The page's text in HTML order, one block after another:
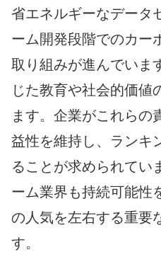
省エネルギーなデータ
ーム開発段階でのカー
取り組みが進んでいま
じた教育や社会的価値
ます。企業がこれらの
益性を維持し、ランキ
ることが求められてい
ーム業界も持続可能性
の人気を左右する重要
す。